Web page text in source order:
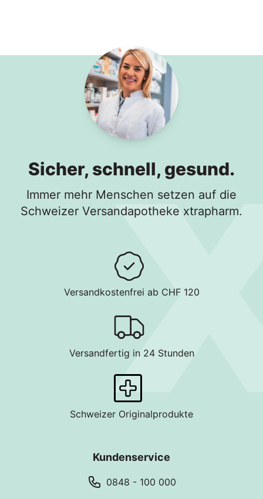
Sicher, schnell, gesund.
Immer mehr Menschen setzen auf die
Schweizer Versandapotheke xtrapharm.
Versandkostenfrei ab CHF 120
Versandfertig in 24 Stunden
Schweizer Originalprodukte
Kundenservice
0848 - 100 000